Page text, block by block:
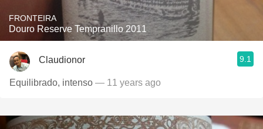
FRONTEIRA
Douro Reserve Tempranillo 2011
Claudionor 9.1
Equilibrado, intenso — 11 years ago